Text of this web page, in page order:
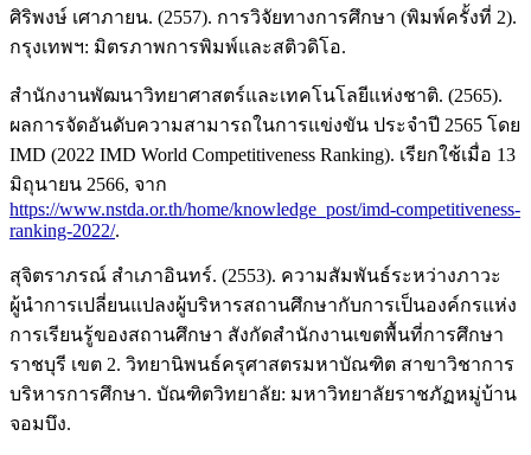
ศิริพงษ์ เศาภายน. (2557). การวิจัยทางการศึกษา (พิมพ์ครั้งที่ 2).
กรุงเทพฯ: มิตรภาพการพิมพ์และสติวดิโอ.
สำนักงานพัฒนาวิทยาศาสตร์และเทคโนโลยีแห่งชาติ. (2565).
ผลการจัดอันดับความสามารถในการแข่งขัน ประจำปี 2565 โดย
IMD (2022 IMD World Competitiveness Ranking). เรียกใช้เมื่อ 13
มิถุนายน 2566, จาก
https://www.nstda.or.th/home/knowledge_post/imd-competitiveness-
ranking-2022/.
สุจิตราภรณ์ สำเภาอินทร์. (2553). ความสัมพันธ์ระหว่างภาวะ
ผู้นำการเปลี่ยนแปลงผู้บริหารสถานศึกษากับการเป็นองค์กรแห่ง
การเรียนรู้ของสถานศึกษา สังกัดสำนักงานเขตพื้นที่การศึกษา
ราชบุรี เขต 2. วิทยานิพนธ์ครุศาสตรมหาบัณฑิต สาขาวิชาการ
บริหารการศึกษา. บัณฑิตวิทยาลัย: มหาวิทยาลัยราชภัฏหมู่บ้าน
จอมบึง.